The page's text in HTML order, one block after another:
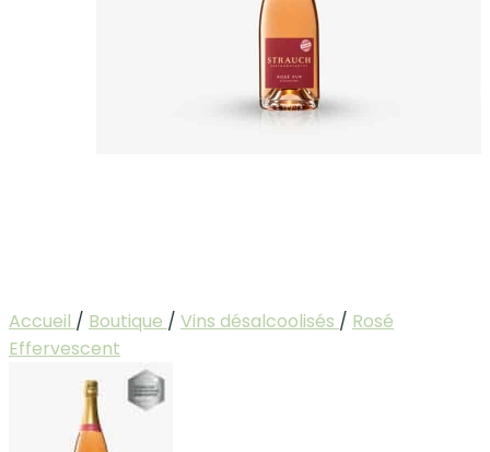
Accueil / Boutique / Vins désalcoolisés / Rosé
Effervescent